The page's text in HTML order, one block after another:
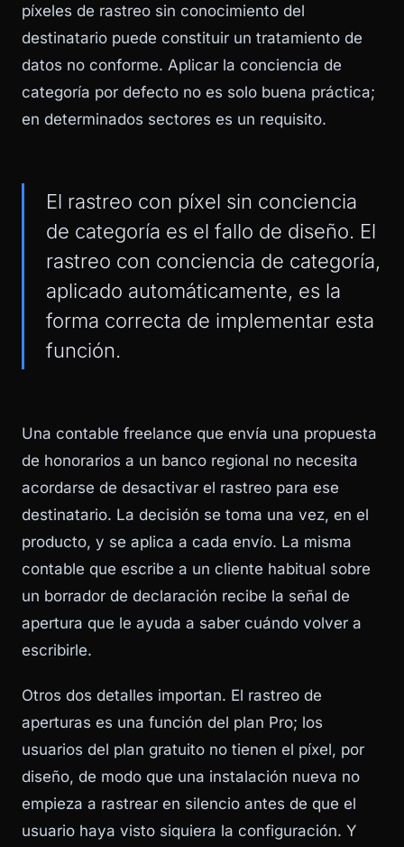
píxeles de rastreo sin conocimiento del
destinatario puede constituir un tratamiento de
datos no conforme. Aplicar la conciencia de
categoría por defecto no es solo buena práctica;
en determinados sectores es un requisito.
El rastreo con píxel sin conciencia
de categoría es el fallo de diseño. El
rastreo con conciencia de categoría,
aplicado automáticamente, es la
forma correcta de implementar esta
función.
Una contable freelance que envía una propuesta
de honorarios a un banco regional no necesita
acordarse de desactivar el rastreo para ese
destinatario. La decisión se toma una vez, en el
producto, y se aplica a cada envío. La misma
contable que escribe a un cliente habitual sobre
un borrador de declaración recibe la señal de
apertura que le ayuda a saber cuándo volver a
escribirle.
Otros dos detalles importan. El rastreo de
aperturas es una función del plan Pro; los
usuarios del plan gratuito no tienen el píxel, por
diseño, de modo que una instalación nueva no
empieza a rastrear en silencio antes de que el
usuario haya visto siquiera la configuración. Y